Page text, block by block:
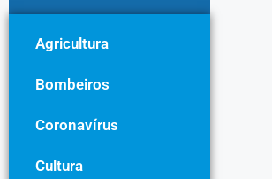
Agricultura
Bombeiros
Coronavírus
Cultura